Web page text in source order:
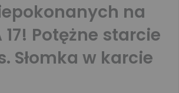
na
17! Potężne starcie
Słomka w karcie